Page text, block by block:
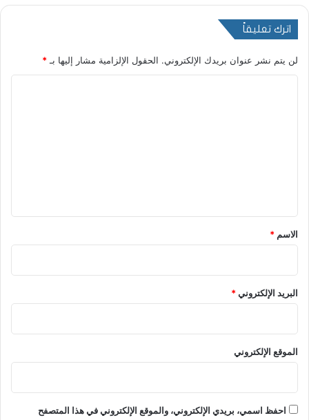
اترك تعليقاً
لن يتم نشر عنوان بريدك الإلكتروني. الحقول الإلزامية مشار إليها بـ*
*
الاسم *
البريد الإلكتروني*
الموقع الإلكتروني
احفظ اسمي، بريدي الإلكتروني، والموقع الإلكتروني في هذا المتصفح